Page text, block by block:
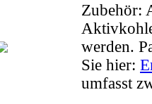
Zubehör:
werden.
Sie hier:
umfasst